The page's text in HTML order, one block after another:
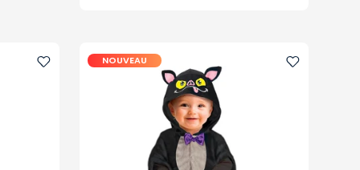
Ajouter le favori
NOUVEAU